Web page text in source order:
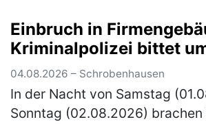
Hinweise. Gegen 16.30 Uhr
80…(mehr)
Einbruch in
Kriminalpolizei bittet
04.08.2026 – Schrobenhausen
In der Nacht von Samstag
Sonntag (02.08.2026)